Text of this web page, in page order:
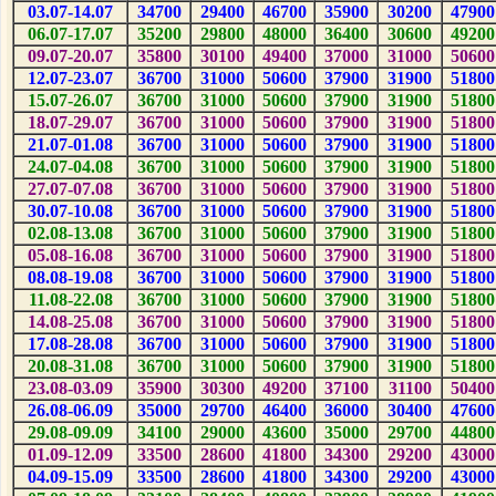
03.07-14.07
34700 29400 46700 35900 30200 47900
06.07-17.07
35200 29800 48000 36400 30600 49200
09.07-20.07
35800 30100 49400 37000 31000 50600
12.07-23.07
36700 31000 50600 37900 31900 51800
15.07-26.07
36700 31000 50600 37900 31900 51800
18.07-29.07
36700 31000 50600 37900 31900 51800
21.07-01.08
36700 31000 50600 37900 31900 51800
24.07-04.08
36700 31000 50600 37900 31900 51800
27.07-07.08
36700 31000 50600 37900 31900 51800
30.07-10.08
36700 31000 50600 37900 31900 51800
02.08-13.08
36700 31000 50600 37900 31900 51800
05.08-16.08
36700 31000 50600 37900 31900 51800
08.08-19.08
36700 31000 50600 37900 31900 51800
11.08-22.08
36700 31000 50600 37900 31900 51800
14.08-25.08
36700 31000 50600 37900 31900 51800
17.08-28.08
36700 31000 50600 37900 31900 51800
20.08-31.08
36700 31000 50600 37900 31900 51800
23.08-03.09
35900 30300 49200 37100 31100 50400
26.08-06.09
35000 29700 46400 36000 30400 47600
29.08-09.09
34100 29000 43600 35000 29700 44800
01.09-12.09
33500 28600 41800 34300 29200 43000
04.09-15.09
33500 28600 41800 34300 29200 43000